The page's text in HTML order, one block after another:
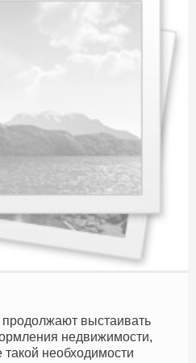
выстаивать
недвижимости,
такой необходимости